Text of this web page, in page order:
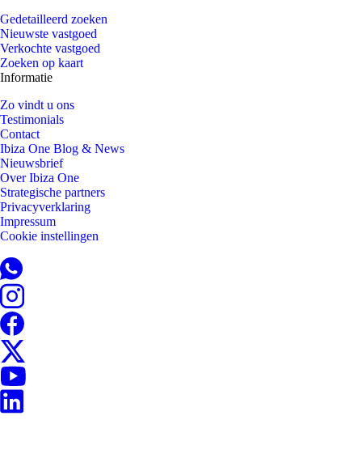
Gedetailleerd zoeken
Nieuwste vastgoed
Verkochte vastgoed
Zoeken op kaart
Informatie
Zo vindt u ons
Testimonials
Contact
Ibiza One Blog & News
Nieuwsbrief
Over Ibiza One
Strategische partners
Privacyverklaring
Impressum
Cookie instellingen